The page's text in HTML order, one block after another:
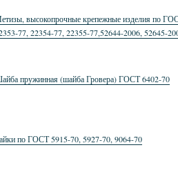
высокопрочные крепежные изделия по
77, 22354-77, 22355-77,52644-2006, 52645-
пружинная (шайба Гровера) ГОСТ 6402-70
по ГОСТ 5915-70, 5927-70, 9064-70